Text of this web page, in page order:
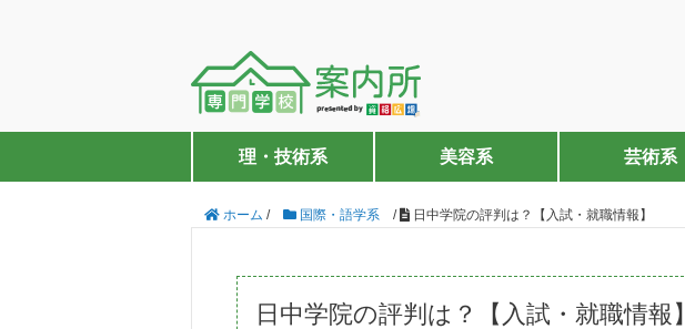
理・技術系 美容系 芸術系
ホーム / 国際・語学系 / 日中学院の評判は？【入試・就職情報】
日中学院の評判は？【入試・就職情報】